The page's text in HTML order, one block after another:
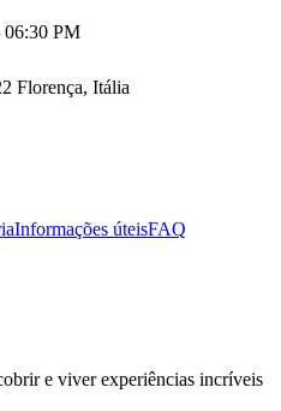
06:30 PM
Florença, Itália
Informações úteisFAQ
e viver experiências incríveis